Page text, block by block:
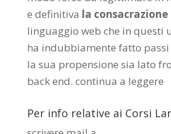
e definitiva la consacrazione
linguaggio web che in questi
ha indubbiamente fatto
la sua propensione sia lato
back end. continua a leggere
Per info relative ai Corsi